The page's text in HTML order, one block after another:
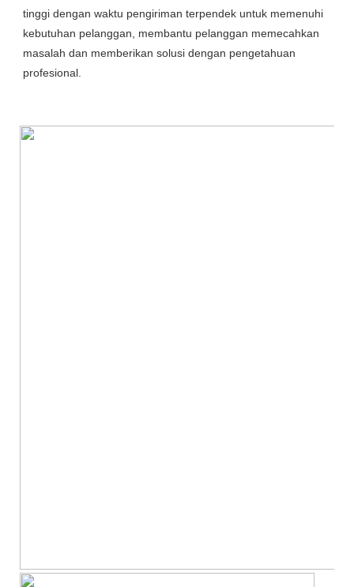
tinggi dengan waktu pengiriman terpendek untuk memenuhi
kebutuhan pelanggan, membantu pelanggan memecahkan
masalah dan memberikan solusi dengan pengetahuan
profesional.